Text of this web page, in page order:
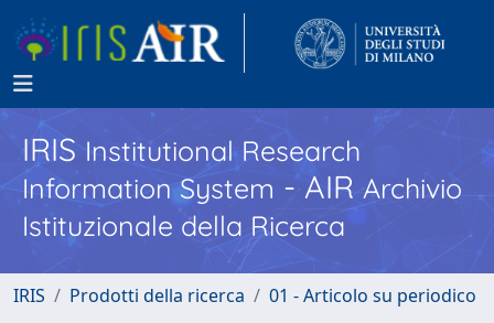
IRISInstitutional Research
Information System - AIR Archivio
Istituzionale della Ricerca
IRIS Prodotti della ricerca 01 - Articolo su periodico